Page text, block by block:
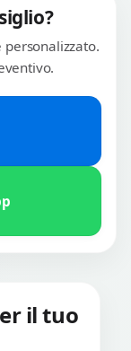
il tuo